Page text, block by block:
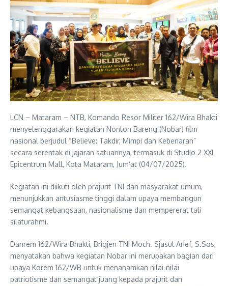
LCN – Mataram – NTB, Komando Resor Militer 162/Wira Bhakti
menyelenggarakan kegiatan Nonton Bareng (Nobar) film
nasional berjudul “Believe: Takdir, Mimpi dan Kebenaran”
secara serentak di jajaran satuannya, termasuk di Studio 2 XXI
Epicentrum Mall, Kota Mataram, Jum’at (04/07/2025).
Kegiatan ini diikuti oleh prajurit TNI dan masyarakat umum,
menunjukkan antusiasme tinggi dalam upaya membangun
semangat kebangsaan, nasionalisme dan mempererat tali
silaturahmi.
Danrem 162/Wira Bhakti, Brigjen TNI Moch. Sjasul Arief, S.Sos,
menyatakan bahwa kegiatan Nobar ini merupakan bagian dari
upaya Korem 162/WB untuk menanamkan nilai-nilai
patriotisme dan semangat juang kepada prajurit dan